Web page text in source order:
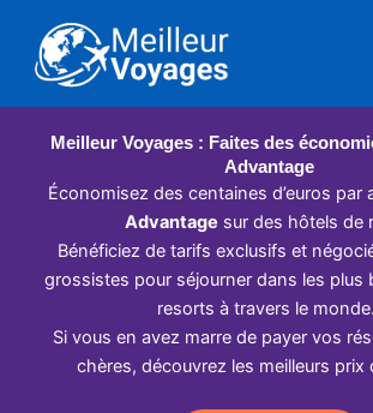
contenu
Meilleur Voyages : Faites des
Advantage
Économisez des centaines d’euros par
Advantage sur des hôtels de
Bénéficiez de tarifs exclusifs et
grossistes pour séjourner dans les plus
resorts à travers le monde.
Si vous en avez marre de payer vos
chères, découvrez les meilleurs prix